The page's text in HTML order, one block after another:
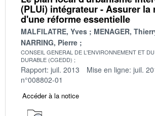
(PLUi) intégrateur - Assurer la
d'une réforme essentielle
MALFILATRE, Yves
MENAGER,
NARRING, Pierre
CONSEIL GENERAL DE L'ENVIRONNEMENT ET
DURABLE (CGEDD)
Rapport: juil. 2013 Mise en ligne: juil.
n°008802-01
Accéder à la notice